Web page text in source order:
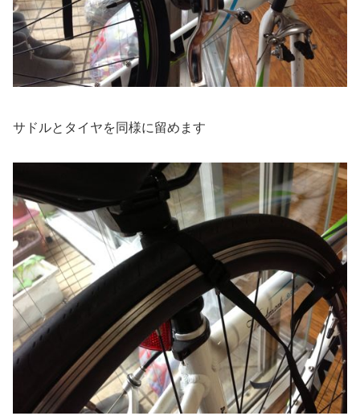
サドルとタイヤを同様に留めます